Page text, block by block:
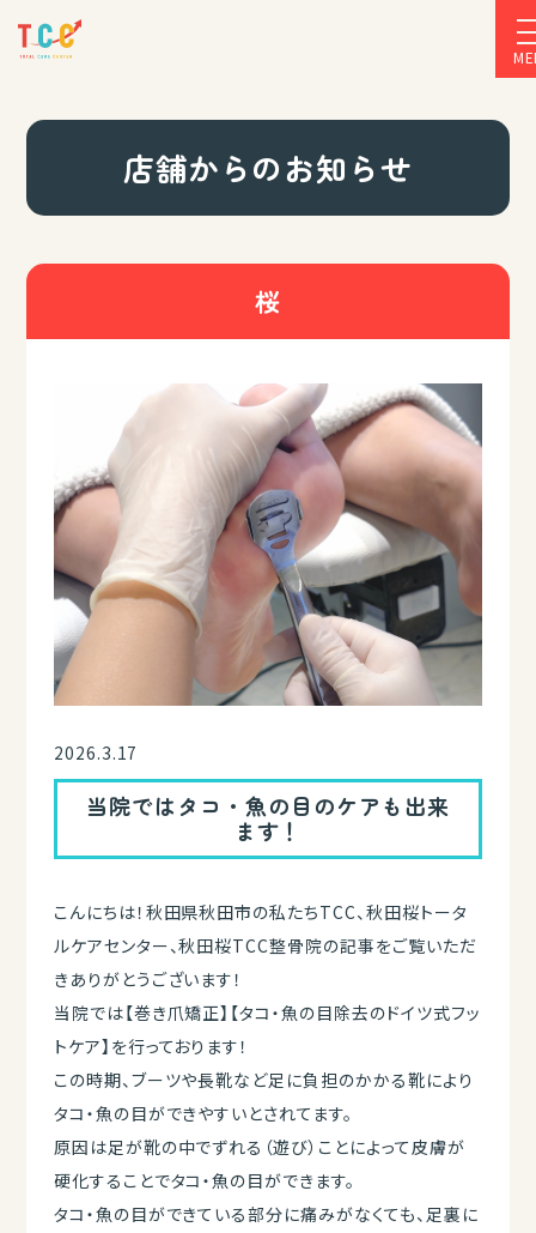
店舗からのお知らせ
桜
2026.3.17
当院ではタコ・魚の目のケアも出来
ます！
こんにちは！秋田県秋田市の私たちTCC、秋田桜トータ
ルケアセンター、秋田桜TCC整骨院の記事をご覧いただ
きありがとうございます！
当院では【巻き爪矯正】【タコ・魚の目除去のドイツ式フッ
トケア】を行っております！
この時期、ブーツや長靴など足に負担のかかる靴により
タコ・魚の目ができやすいとされてます。
原因は足が靴の中でずれる（遊び）ことによって皮膚が
硬化することでタコ・魚の目ができます。
タコ・魚の目ができている部分に痛みがなくても、足裏に